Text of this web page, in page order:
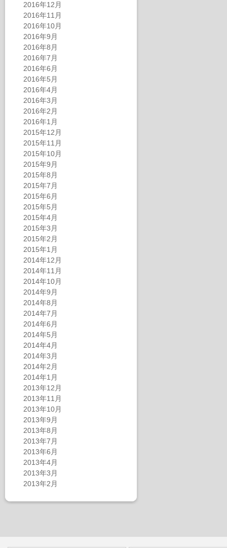
2016年12月
2016年11月
2016年10月
2016年9月
2016年8月
2016年7月
2016年6月
2016年5月
2016年4月
2016年3月
2016年2月
2016年1月
2015年12月
2015年11月
2015年10月
2015年9月
2015年8月
2015年7月
2015年6月
2015年5月
2015年4月
2015年3月
2015年2月
2015年1月
2014年12月
2014年11月
2014年10月
2014年9月
2014年8月
2014年7月
2014年6月
2014年5月
2014年4月
2014年3月
2014年2月
2014年1月
2013年12月
2013年11月
2013年10月
2013年9月
2013年8月
2013年7月
2013年6月
2013年4月
2013年3月
2013年2月